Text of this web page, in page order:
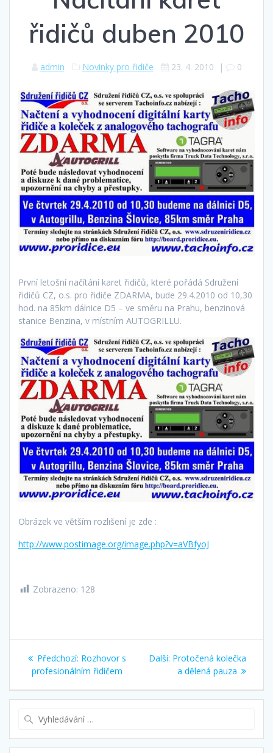
řidičů duben 2010
admin Novinky pro řidiče 23. 4. 2010 | 0
První letošní načítání karet řidičů, které pořádá Sdružení
řidičů CZ, o.s. pro řidiče ZDARMA, bude 29.4.2010 od 10,30
hod. na 85km dálnice D5 – ve směru na Prahu, benzinová
stanice Benzina, v místním AUTOGRILLU.
Obrázek ve větším rozlišení je zde :
http://www.postimage.org/image.php?v=aVBfyoJ
Zobrazeno: 128
Navigace
pro
příspěvek
Předchozí: Předchozí
příspěvek:
Rozhovor s
profesionálním řidičem
Další: Další
příspěvek:
Protočená kolečka
a dělená pauza